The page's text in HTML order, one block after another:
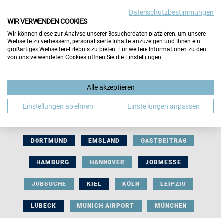
BERUFLICHE ORIENTIERUNG BEWERBUNG
DORTMUND EMSLAND GASTBEITRAG
HAMBURG HANNOVER JOBMESSE
JOBSUCHE KIEL KÖLN LEIPZIG
LÜBECK MUNICH AIRPORT MÜNCHEN
Datenschutzbestimmungen
WIR VERWENDEN COOKIES
Wir können diese zur Analyse unserer Besucherdaten platzieren, um unsere
Webseite zu verbessern, personalisierte Inhalte anzuzeigen und Ihnen ein
großartiges Webseiten-Erlebnis zu bieten. Für weitere Informationen zu den
von uns verwendeten Cookies öffnen Sie die Einstellungen.
Alle akzeptieren
Einstellungen ablehnen Einstellungen anpassen